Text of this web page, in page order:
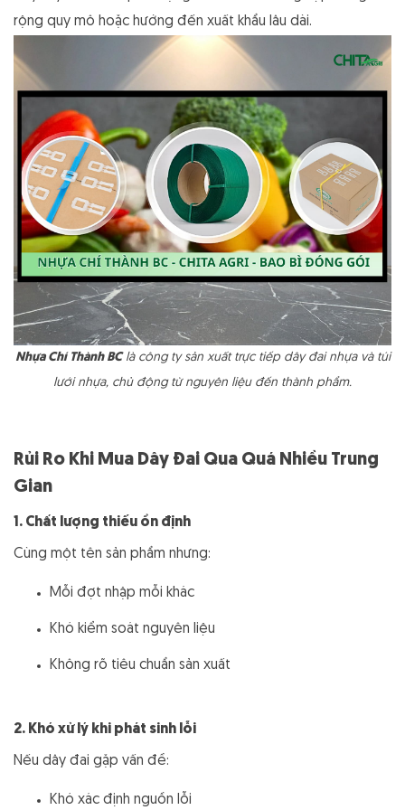
rộng quy mô hoặc hướng đến xuất khẩu lâu dài.
Nhựa Chí Thành BClà công ty sản xuất trực tiếp dây đai nhựa và túi
lưới nhựa, chủ động từ nguyên liệu đến thành phẩm.
Rủi Ro Khi Mua Dây Đai Qua Quá Nhiều Trung
Gian
1. Chất lượng thiếu ổn định
Cùng một tên sản phẩm nhưng:
Mỗi đợt nhập mỗi khác
Khó kiểm soát nguyên liệu
Không rõ tiêu chuẩn sản xuất
2. Khó xử lý khi phát sinh lỗi
Nếu dây đai gặp vấn đề:
Khó xác định nguồn lỗi